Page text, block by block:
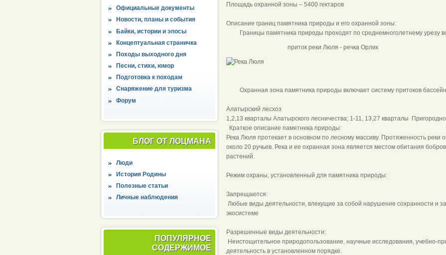
Официальные документы
Новости, планы и события
Байки, истории и эпосы
Концептуальная страничка
Походы выходного дня
Песни, стихи, юмор
Подготовка к походам
Снаряжение для туризма
Форум
БЛОГ ОТ ЛОЦМАНА
Люди
История Родины
Полезные статьи
Личные наблюдения
ПОПУЛЯРНОЕ
СОДЕРЖИМОЕ
Площадь охранной зоны – 5400 гектаров
Описание границ памятника природы и его охранной зоны:
Границы памятника природы проходят по среднемноголетнему урезу
приток реки Люля - речка Орлик
Охранная зона памятника природы включает систему притоков
Алатырский лесхоз
1,2,13 кварталы Алатырского лесничества; 1-11, 13,27 кварталы
Краткое описание памятника природы:
Река Люля протекает в основном по лесному массиву. Протяженность реки
около 20 ручьев. Река и ее охранная зона является местом обитания
растений.
Режим охраны, установленный для памятника природы:
Запрещаются:
Любые виды деятельности, влекущие за собой нарушение сохранности и
экосистеме
Разрешенные виды деятельности:
Неистощительное природопользование, научные исследования, учебно-
деятельность в установленном порядке.